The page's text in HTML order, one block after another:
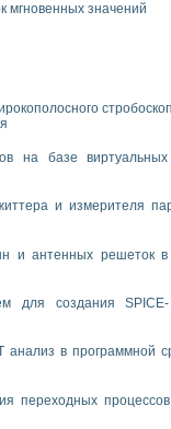
мгновенных значений
на базе виртуальных
и измерителя
и антенных решеток в
для создания
анализ в программной
переходных